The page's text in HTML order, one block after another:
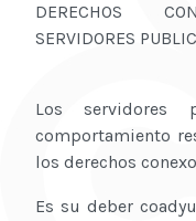
DERECHOS
SERVIDORES
Los servidores
comportamiento
los derechos
Es su deber